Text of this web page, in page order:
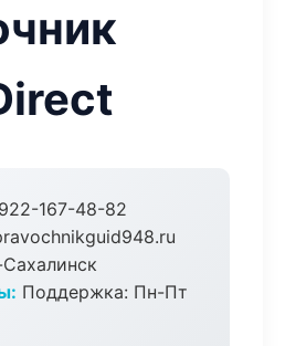
167-48-82
Поддержка: Пн-Пт